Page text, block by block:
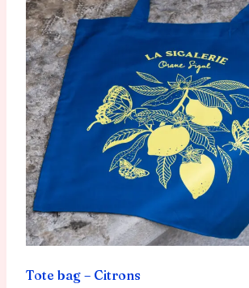
Tote bag – Citrons